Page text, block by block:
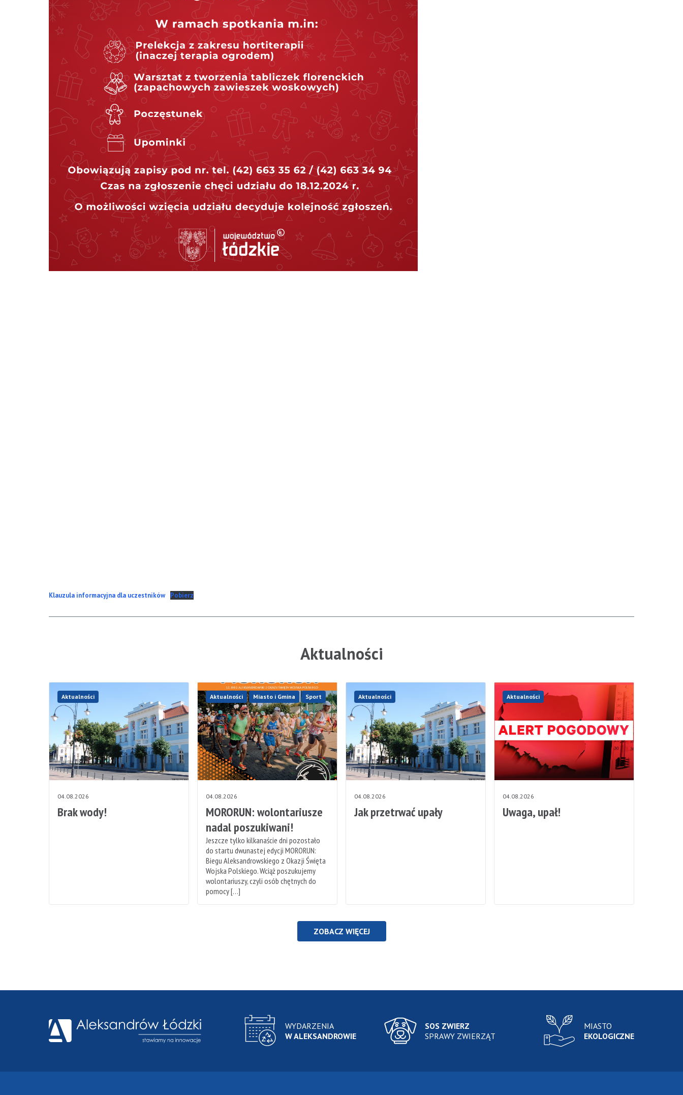
Klauzula informacyjna dla uczestników Pobierz
Aktualności
Aktualności
04.08.2026
Brak wody!
Aktualności Miasto i Gmina Sport
04.08.2026
MORORUN: wolontariusze
nadal poszukiwani!
Jeszcze tylko kilkanaście dni pozostało
do startu dwunastej edycji MORORUN:
Biegu Aleksandrowskiego z Okazji Święta
Wojska Polskiego. Wciąż poszukujemy
wolontariuszy, czyli osób chętnych do
pomocy […]
Aktualności
04.08.2026
Jak przetrwać upały
Aktualności
04.08.2026
Uwaga, upał!
ZOBACZ WIĘCEJ
WYDARZENIA
W ALEKSANDROWIE
SOS ZWIERZ
SPRAWY ZWIERZĄT
MIASTO
EKOLOGICZNE